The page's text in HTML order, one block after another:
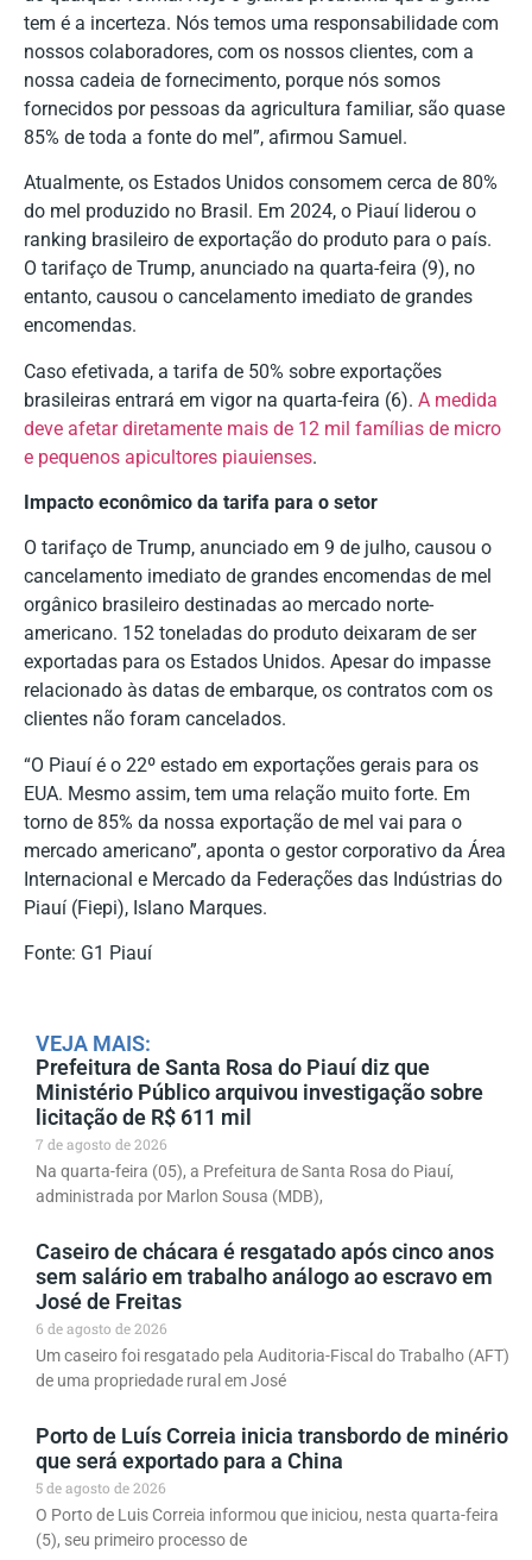
tem é a incerteza. Nós temos uma responsabilidade com
nossos colaboradores, com os nossos clientes, com a
nossa cadeia de fornecimento, porque nós somos
fornecidos por pessoas da agricultura familiar, são quase
85% de toda a fonte do mel”, afirmou Samuel.
Atualmente, os Estados Unidos consomem cerca de 80%
do mel produzido no Brasil. Em 2024, o Piauí liderou o
ranking brasileiro de exportação do produto para o país.
O tarifaço de Trump, anunciado na quarta-feira (9), no
entanto, causou o cancelamento imediato de grandes
encomendas.
Caso efetivada, a tarifa de 50% sobre exportações
brasileiras entrará em vigor na quarta-feira (6). A medida
deve afetar diretamente mais de 12 mil famílias de micro
e pequenos apicultores piauienses.
Impacto econômico da tarifa para o setor
O tarifaço de Trump, anunciado em 9 de julho, causou o
cancelamento imediato de grandes encomendas de mel
orgânico brasileiro destinadas ao mercado norte-
americano. 152 toneladas do produto deixaram de ser
exportadas para os Estados Unidos. Apesar do impasse
relacionado às datas de embarque, os contratos com os
clientes não foram cancelados.
“O Piauí é o 22º estado em exportações gerais para os
EUA. Mesmo assim, tem uma relação muito forte. Em
torno de 85% da nossa exportação de mel vai para o
mercado americano”, aponta o gestor corporativo da Área
Internacional e Mercado da Federações das Indústrias do
Piauí (Fiepi), Islano Marques.
Fonte: G1 Piauí
VEJA MAIS:
Prefeitura de Santa Rosa do Piauí diz que
Ministério Público arquivou investigação sobre
licitação de R$ 611 mil
7 de agosto de 2026
Na quarta-feira (05), a Prefeitura de Santa Rosa do Piauí,
administrada por Marlon Sousa (MDB),
Caseiro de chácara é resgatado após cinco anos
sem salário em trabalho análogo ao escravo em
José de Freitas
6 de agosto de 2026
Um caseiro foi resgatado pela Auditoria-Fiscal do Trabalho (AFT)
de uma propriedade rural em José
Porto de Luís Correia inicia transbordo de minério
que será exportado para a China
5 de agosto de 2026
O Porto de Luis Correia informou que iniciou, nesta quarta-feira
(5), seu primeiro processo de